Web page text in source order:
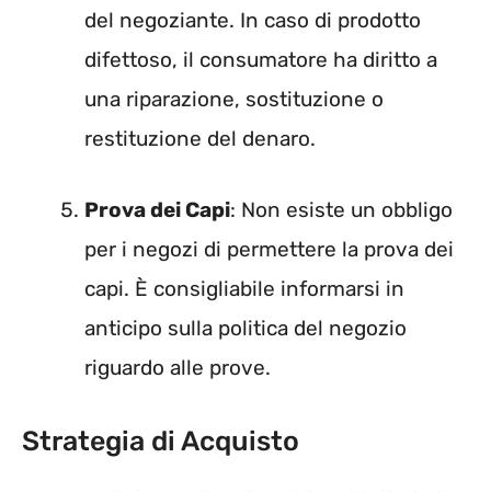
del negoziante. In caso di prodotto
difettoso, il consumatore ha diritto a
una riparazione, sostituzione o
restituzione del denaro.
Prova dei Capi: Non esiste un obbligo
per i negozi di permettere la prova dei
capi. È consigliabile informarsi in
anticipo sulla politica del negozio
riguardo alle prove.
Strategia di Acquisto